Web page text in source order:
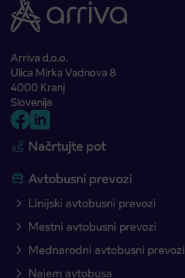
Arriva d.o.o.
Ulica Mirka Vadnova 8
4000 Kranj
Slovenija
Načrtujte pot
Avtobusni prevozi
Linijski avtobusni prevozi
Mestni avtobusni prevozi
Mednarodni avtobusni prevozi
Najem avtobusa